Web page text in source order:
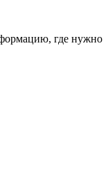
где нужно